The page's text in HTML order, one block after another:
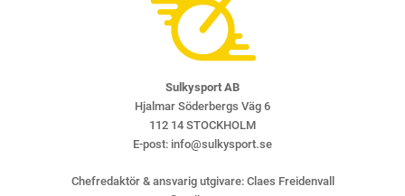
Sulkysport AB
Hjalmar Söderbergs Väg 6
112 14 STOCKHOLM
E-post: info@sulkysport.se
Chefredaktör & ansvarig utgivare: Claes Freidenvall